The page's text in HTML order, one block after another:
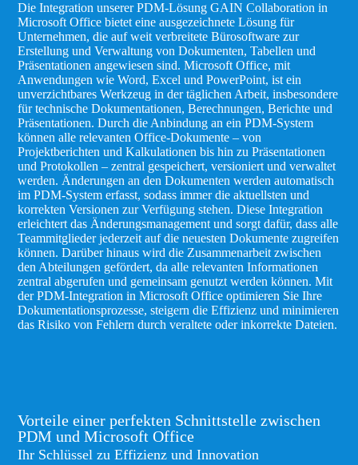
Die Integration unserer PDM-Lösung GAIN Collaboration in
Microsoft Office bietet eine ausgezeichnete Lösung für
Unternehmen, die auf weit verbreitete Bürosoftware zur
Erstellung und Verwaltung von Dokumenten, Tabellen und
Präsentationen angewiesen sind. Microsoft Office, mit
Anwendungen wie Word, Excel und PowerPoint, ist ein
unverzichtbares Werkzeug in der täglichen Arbeit, insbesondere
für technische Dokumentationen, Berechnungen, Berichte und
Präsentationen. Durch die Anbindung an ein PDM-System
können alle relevanten Office-Dokumente – von
Projektberichten und Kalkulationen bis hin zu Präsentationen
und Protokollen – zentral gespeichert, versioniert und verwaltet
werden. Änderungen an den Dokumenten werden automatisch
im PDM-System erfasst, sodass immer die aktuellsten und
korrekten Versionen zur Verfügung stehen. Diese Integration
erleichtert das Änderungsmanagement und sorgt dafür, dass alle
Teammitglieder jederzeit auf die neuesten Dokumente zugreifen
können. Darüber hinaus wird die Zusammenarbeit zwischen
den Abteilungen gefördert, da alle relevanten Informationen
zentral abgerufen und gemeinsam genutzt werden können. Mit
der PDM-Integration in Microsoft Office optimieren Sie Ihre
Dokumentationsprozesse, steigern die Effizienz und minimieren
das Risiko von Fehlern durch veraltete oder inkorrekte Dateien.
Vorteile einer perfekten Schnittstelle zwischen
PDM und Microsoft Office
Ihr Schlüssel zu Effizienz und Innovation